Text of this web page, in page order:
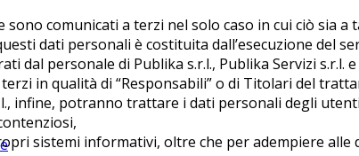
comunicati a terzi nel solo caso in cui ciò sia a
dati personali è costituita dall’esecuzione del
personale di Publika s.r.l., Publika Servizi s.r.l.
in qualità di “Responsabili” o di Titolari del
infine, potranno trattare i dati personali degli
sistemi informativi, oltre che per adempiere alle